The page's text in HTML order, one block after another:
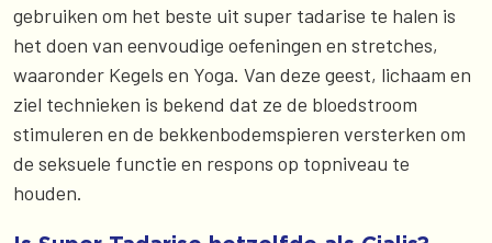
gebruiken om het beste uit super tadarise te halen is
het doen van eenvoudige oefeningen en stretches,
waaronder Kegels en Yoga. Van deze geest, lichaam en
ziel technieken is bekend dat ze de bloedstroom
stimuleren en de bekkenbodemspieren versterken om
de seksuele functie en respons op topniveau te
houden.